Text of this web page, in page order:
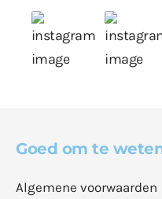
Goed om te
Algemene voorwaarden